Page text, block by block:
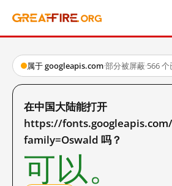
属于 googleapis.com·部分被屏蔽·566
在中国大陆能打开
https://fonts.googleapis.com/
family=Oswald 吗？
可以。